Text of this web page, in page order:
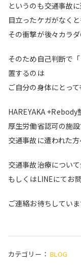
というのも交通事故に
目立ったケガがなく
その衝撃が後々カラ
そのため自己判断で
置するのは
ご自分の身体にとっ
HAREYAKA +Rebody
厚生労働省認可の施
交通事故に遭われた
交通事故治療につい
もしくはLINEにてお
ご連絡お待ちしてい
カテゴリー： BLOG